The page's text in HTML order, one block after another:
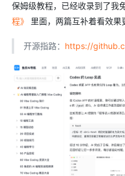
保姆级教程，已经收录到了我
程》
里面，两篇互补着看效果
开源指路： https://